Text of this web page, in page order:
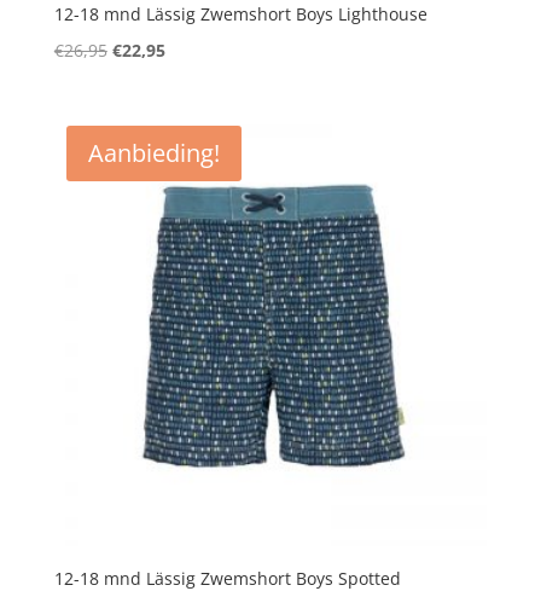
12-18 mnd Lässig Zwemshort Boys Lighthouse
€26,95 Oorspronkelijke
€26,95.
€22,95Huidige
€22,95.
Aanbieding!
12-18 mnd Lässig Zwemshort Boys Spotted